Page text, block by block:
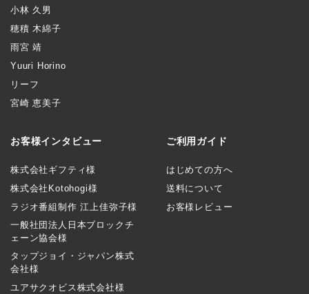
小林 久男
穂積 木綿子
雨宮 靖
Yuuri Horino
リーフ
宮崎 恵美子
お客様インタビュー
株式会社ギフティ様
株式会社Kotohogi様
ラジオ番組制作 江上佳弥子様
一般社団法人日本ブロックチ
ェーン協会様
タップジョイ・ジャパン株式
会社様
ユアサクオビス株式会社様
ご利用ガイド
はじめての方へ
送料について
お客様レビュー